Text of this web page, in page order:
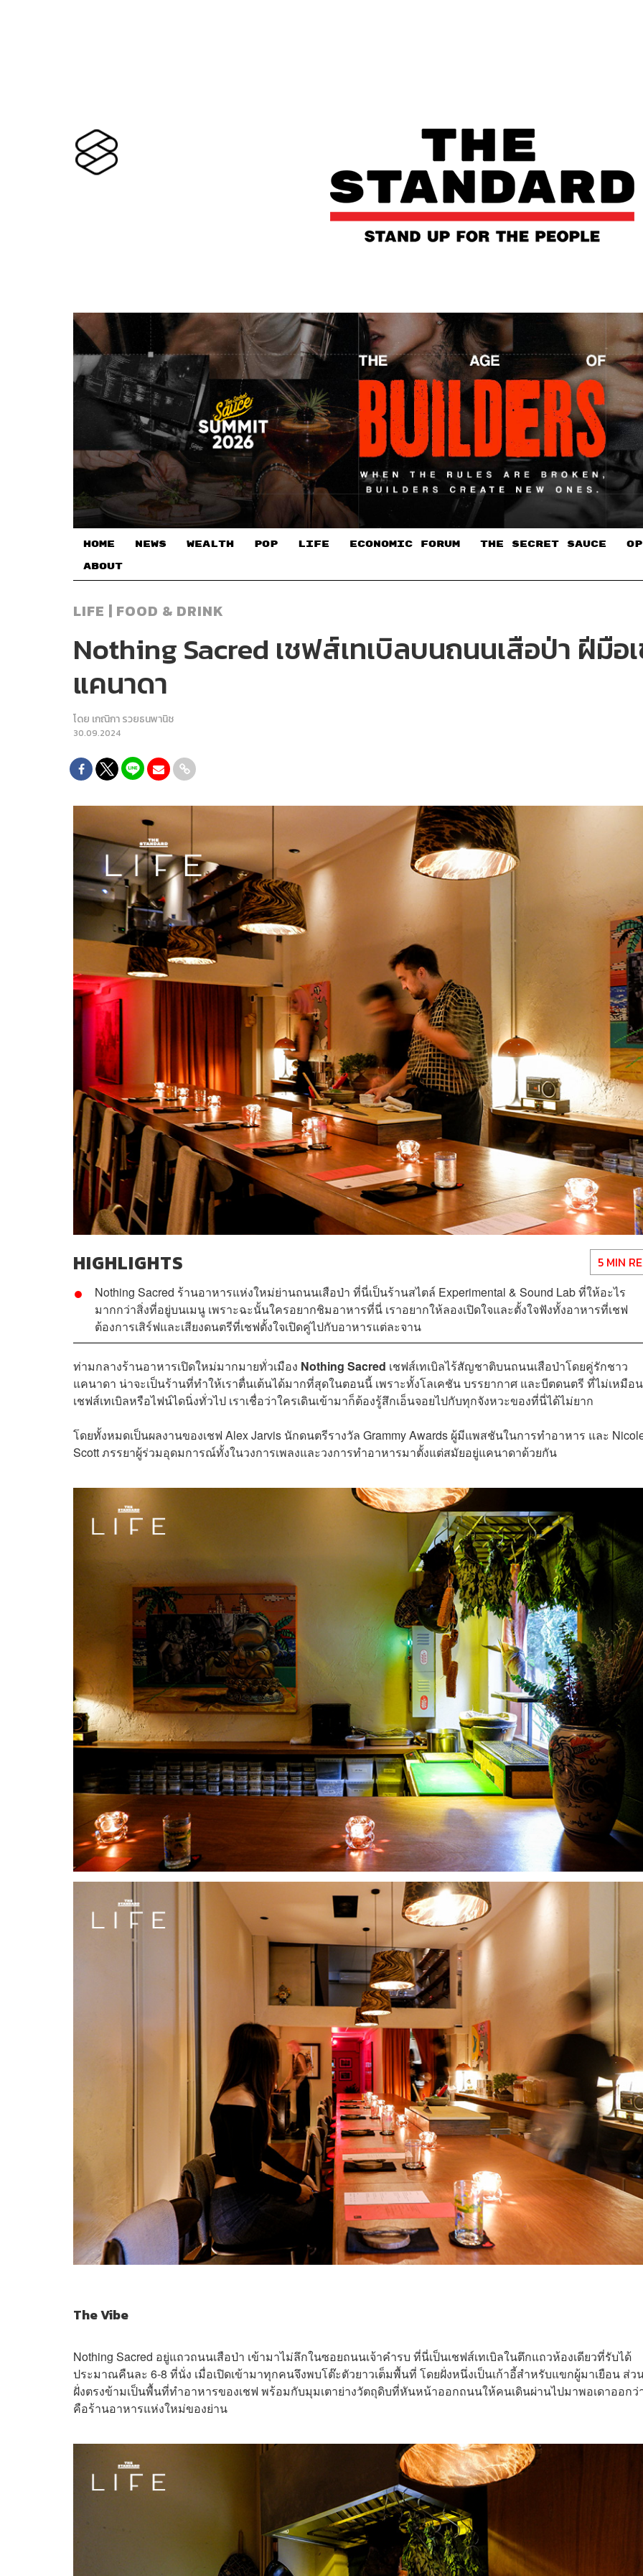
HOME NEWS WEALTH POP LIFE ECONOMIC FORUM THE SECRET SAUCE​
ABOUT
LIFE | FOOD & DRINK
Nothing Sacred เชฟส์เทเบิลบนถนนเสือป่า ฝีมื
แคนาดา
โดย เกณิกา รวยธนพานิช
30.09.2024
HIGHLIGHTS 5 MIN
Nothing Sacred ร้านอาหารแห่งใหม่ย่านถนนเสือป่า ที่นี่เป็นร้านสไตล์ Experimental & Sound Lab ที่ให้อะไร
มากกว่าสิ่งที่อยู่บนเมนู เพราะฉะนั้นใครอยากชิมอาหารที่นี่ เราอยากให้ลองเปิดใจและตั้งใจฟังทั้งอาหารที่เชฟ
ต้องการเสิร์ฟและเสียงดนตรีที่เชฟตั้งใจเปิดคู่ไปกับอาหารแต่ละจาน
ท่ามกลางร้านอาหารเปิดใหม่มากมายทั่วเมือง Nothing Sacred เชฟส์เทเบิลไร้สัญชาติบนถนนเสือป่าโดยคู่รักชาว
แคนาดา น่าจะเป็นร้านที่ทำให้เราตื่นเต้นได้มากที่สุดในตอนนี้ เพราะทั้งโลเคชัน บรรยากาศ และบีตดนตรี ที่ไม่เหมือ
เชฟส์เทเบิลหรือไฟน์ไดนิ่งทั่วไป เราเชื่อว่าใครเดินเข้ามาก็ต้องรู้สึกเอ็นจอยไปกับทุกจังหวะของที่นี่ได้ไม่ยาก
โดยทั้งหมดเป็นผลงานของเชฟ Alex Jarvis นักดนตรีรางวัล Grammy Awards ผู้มีแพสชันในการทำอาหาร และ
Scott ภรรยาผู้ร่วมอุดมการณ์ทั้งในวงการเพลงและวงการทำอาหารมาตั้งแต่สมัยอยู่แคนาดาด้วยกัน
The Vibe
Nothing Sacred อยู่แถวถนนเสือป่า เข้ามาไม่ลึกในซอยถนนเจ้าคำรบ ที่นี่เป็นเชฟส์เทเบิลในตึกแถวห้องเดียวที่รับได้
ประมาณคืนละ 6-8 ที่นั่ง เมื่อเปิดเข้ามาทุกคนจึงพบโต๊ะตัวยาวเต็มพื้นที่ โดยฝั่งหนึ่งเป็นเก้าอี้สำหรับแขกผู้มาเยือน ส่ว
ฝั่งตรงข้ามเป็นพื้นที่ทำอาหารของเชฟ พร้อมกับมุมเตาย่างวัตถุดิบที่หันหน้าออกถนนให้คนเดินผ่านไปมาพอเดาออก
คือร้านอาหารแห่งใหม่ของย่าน